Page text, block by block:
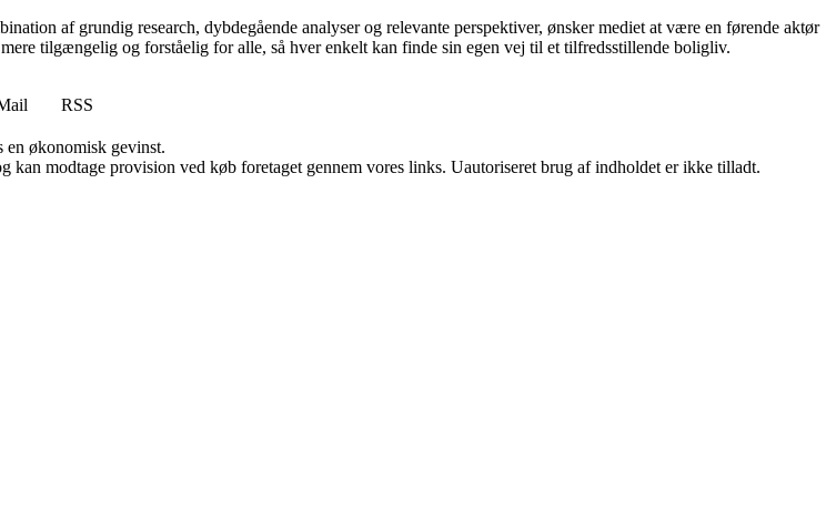
af grundig research, dybdegående analyser og relevante perspektiver, ønsker mediet at være en førende aktør
tilgængelig og forståelig for alle, så hver enkelt kan finde sin egen vej til et tilfredsstillende boligliv.
RSS
en økonomisk gevinst.
modtage provision ved køb foretaget gennem vores links. Uautoriseret brug af indholdet er ikke tilladt.